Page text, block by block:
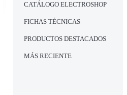
CATÁLOGO ELECTROSHOP
FICHAS TÉCNICAS
PRODUCTOS DESTACADOS
MÁS RECIENTE